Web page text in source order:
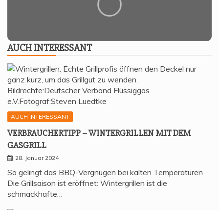
AUCH INTER­ES­SANT
AUCH INTERESSANT
VER­BRAU­CHER­TIPP – WIN­TER­GRIL­LEN MIT DEM
GASGRILL
28. Januar 2024
So gelingt das BBQ-Vergnügen bei kalten Temperaturen
Die Grillsaison ist eröffnet: Wintergrillen ist die
schmackhafte…